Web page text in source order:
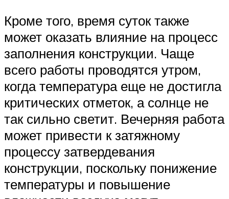
Кроме того, время суток также
может оказать влияние на процесс
заполнения конструкции. Чаще
всего работы проводятся утром,
когда температура еще не достигла
критических отметок, а солнце не
так сильно светит. Вечерняя работа
может привести к затяжному
процессу затвердевания
конструкции, поскольку понижение
температуры и повышение